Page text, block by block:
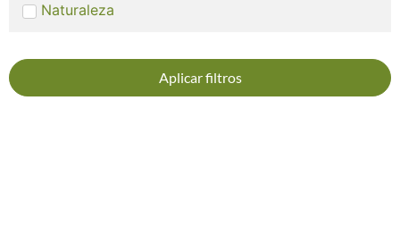
Naturaleza
Aplicar filtros